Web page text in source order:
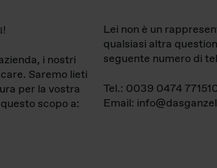
!
i nostri
Saremo lieti
per la vostra
scopo a:
Lei non è un
qualsiasi altra
seguente numero di
Tel.: 0039 0474
Email: